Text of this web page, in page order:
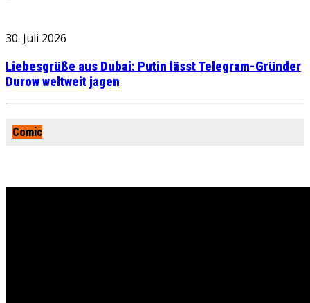
30. Juli 2026
Liebesgrüße aus Dubai: Putin lässt Telegram-Gründer
Durow weltweit jagen
Comic